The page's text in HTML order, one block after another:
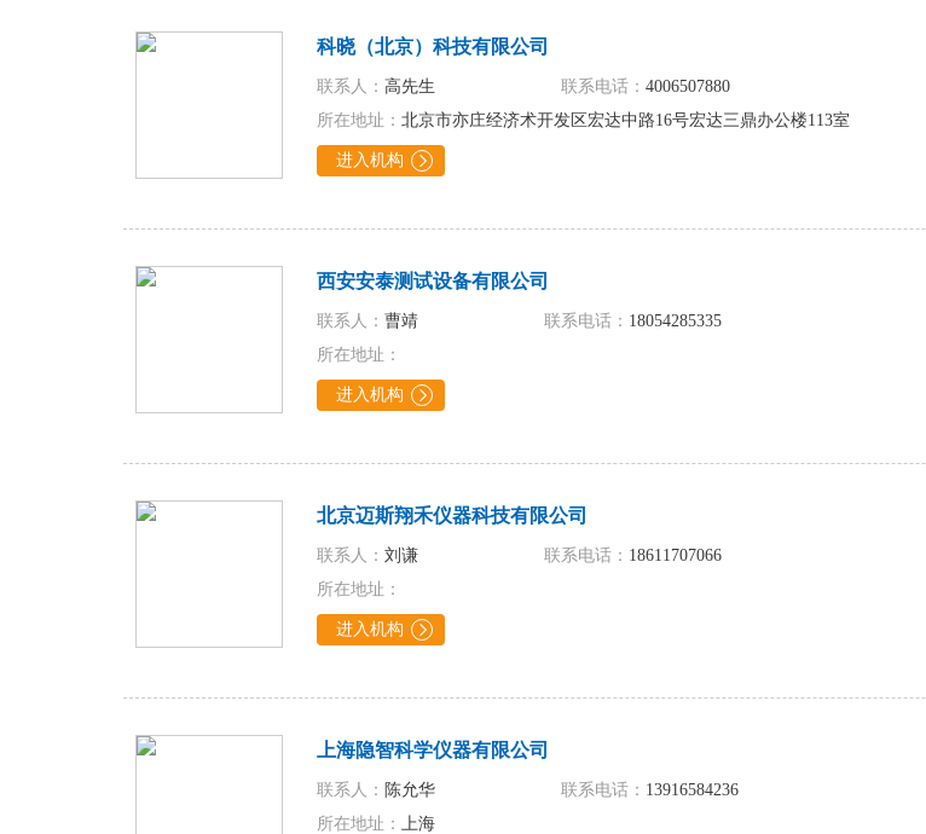
科晓（北京）科技有限公司
联系人： 高先生 联系电话： 4006507880
所在地址： 北京市亦庄经济术开发区宏达中路16号宏达三鼎办公楼113室
进入机构 
西安安泰测试设备有限公司
联系人： 曹靖 联系电话： 18054285335
所在地址：
进入机构 
北京迈斯翔禾仪器科技有限公司
联系人： 刘谦 联系电话： 18611707066
所在地址：
进入机构 
上海隐智科学仪器有限公司
联系人： 陈允华 联系电话： 13916584236
所在地址： 上海